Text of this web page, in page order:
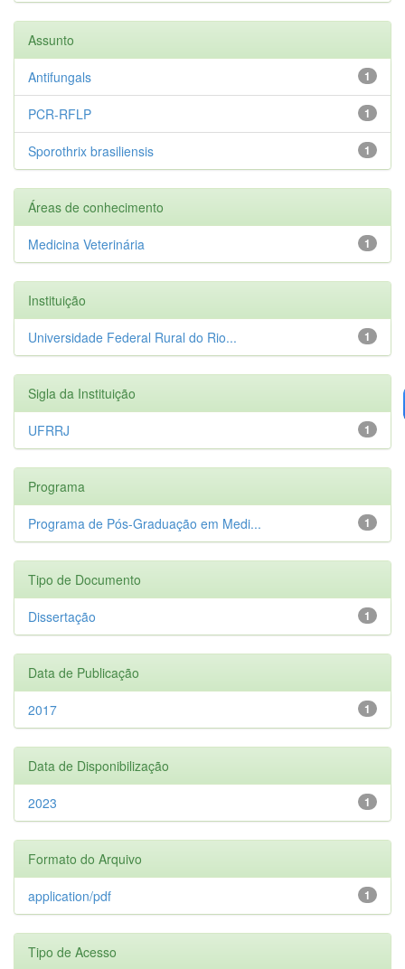
Assunto
1
Antifungals
1
PCR-RFLP
1
Sporothrix brasiliensis
Áreas de conhecimento
1
Medicina Veterinária
Instituição
1
Universidade Federal Rural do Rio...
Sigla da Instituição
1
UFRRJ
Programa
1
Programa de Pós-Graduação em Medi...
Tipo de Documento
1
Dissertação
Data de Publicação
1
2017
Data de Disponibilização
1
2023
Formato do Arquivo
1
application/pdf
Tipo de Acesso